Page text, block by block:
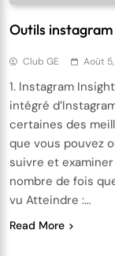
Outils
Club GE Août
1. Instagram
intégré
certaines des
que vous pouvez
suivre et
nombre de fois
vu Atteindre :…
Read More